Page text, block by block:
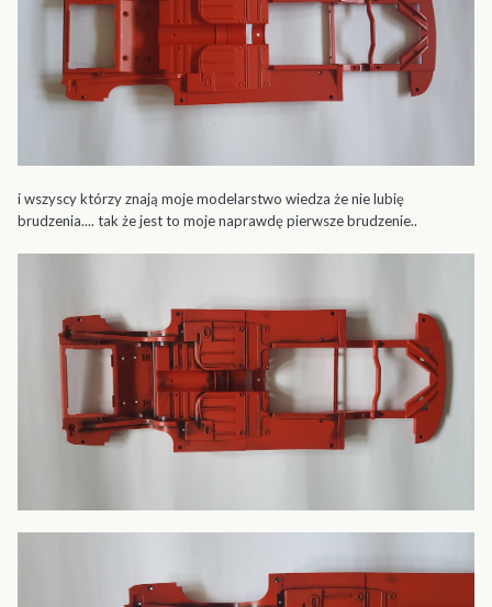
i wszyscy którzy znają moje modelarstwo wiedza że nie lubię
brudzenia.... tak że jest to moje naprawdę pierwsze brudzenie..